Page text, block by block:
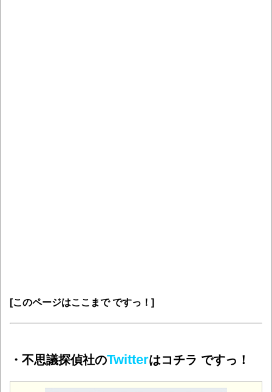
[このページはここまで ですっ！]
・不思議探偵社のTwitterはコチラ ですっ！